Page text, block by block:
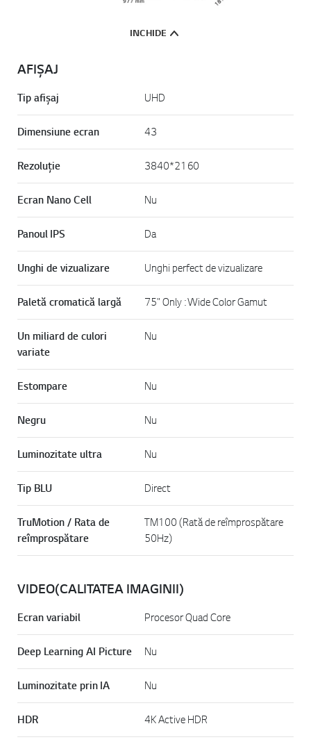
INCHIDE
AFIȘAJ
Tip afișaj UHD
Dimensiune ecran 43
Rezoluție 3840*2160
Ecran Nano Cell Nu
Panoul IPS Da
Unghi de vizualizare Unghi perfect de vizualizare
Paletă cromatică largă 75" Only : Wide Color Gamut
Un miliard de culori
variate
Nu
Estompare Nu
Negru Nu
Luminozitate ultra Nu
Tip BLU Direct
TruMotion / Rata de
reîmprospătare
TM100 (Rată de reîmprospătare
50Hz)
VIDEO(CALITATEA IMAGINII)
Ecran variabil Procesor Quad Core
Deep Learning AI Picture Nu
Luminozitate prin IA Nu
HDR 4K Active HDR